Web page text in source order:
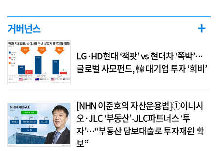
거버넌스 +
LG·HD현대 ‘잭팟’ vs 현대차 ‘쪽박’…
글로벌 사모펀드, 韓 대기업 투자 ‘희비’
[NHN 이준호의 자산운용법]①이니시
오·JLC ‘부동산’-JLC파트너스 ‘투
자’…“부동산 담보대출로 투자재원 확
보”